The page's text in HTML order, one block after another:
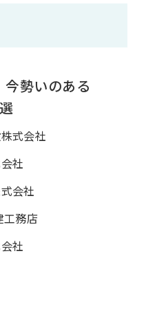
今勢いのある
式会社
社
会社
工務店
社